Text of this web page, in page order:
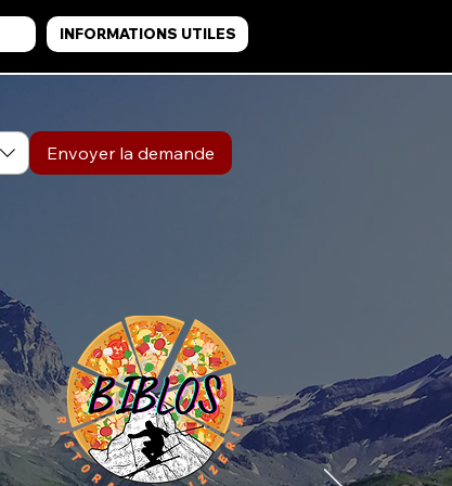
INFORMATIONS UTILES
Envoyer la demande